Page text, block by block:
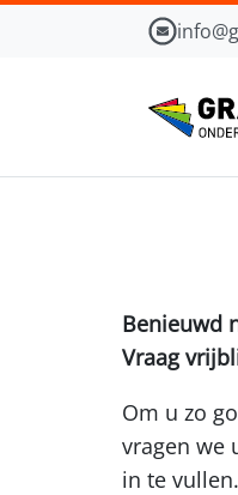
Benieuwd
Vraag
Om u zo
vragen we
in te vullen.